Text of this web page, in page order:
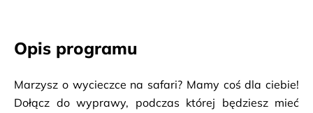
Opis programu
Marzysz o wycieczce na safari? Mamy coś dla ciebie!
Dołącz do wyprawy, podczas której będziesz mieć